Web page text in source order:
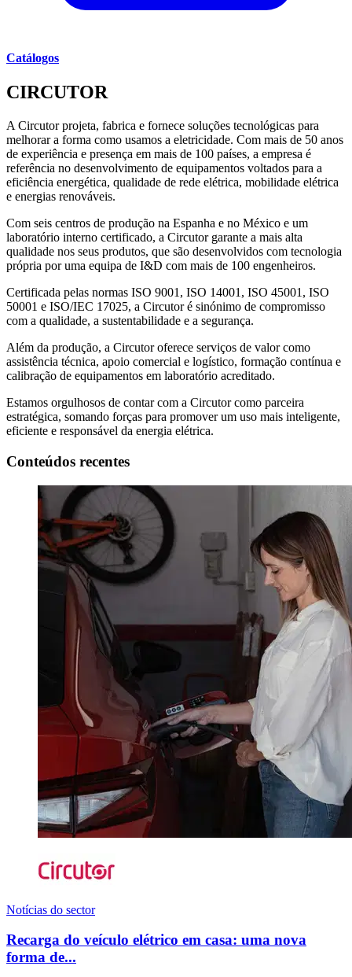
Catálogos
CIRCUTOR
A Circutor projeta, fabrica e fornece soluções tecnológicas para
melhorar a forma como usamos a eletricidade. Com mais de 50 anos
de experiência e presença em mais de 100 países, a empresa é
referência no desenvolvimento de equipamentos voltados para a
eficiência energética, qualidade de rede elétrica, mobilidade elétrica
e energias renováveis.
Com seis centros de produção na Espanha e no México e um
laboratório interno certificado, a Circutor garante a mais alta
qualidade nos seus produtos, que são desenvolvidos com tecnologia
própria por uma equipa de I&D com mais de 100 engenheiros.
Certificada pelas normas ISO 9001, ISO 14001, ISO 45001, ISO
50001 e ISO/IEC 17025, a Circutor é sinónimo de compromisso
com a qualidade, a sustentabilidade e a segurança.
Além da produção, a Circutor oferece serviços de valor como
assistência técnica, apoio comercial e logístico, formação contínua e
calibração de equipamentos em laboratório acreditado.
Estamos orgulhosos de contar com a Circutor como parceira
estratégica, somando forças para promover um uso mais inteligente,
eficiente e responsável da energia elétrica.
Conteúdos recentes
Notícias do sector
Recarga do veículo elétrico em casa: uma nova
forma de...